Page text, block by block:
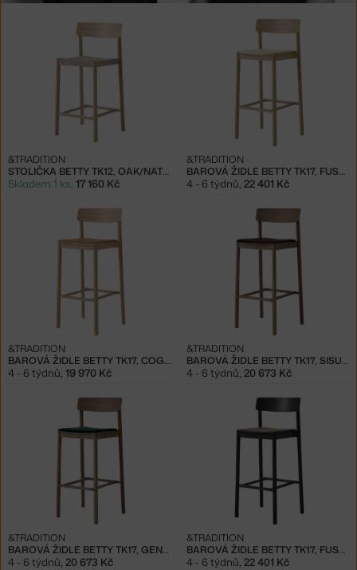
STOLIČKA BETTY TK12, OAK/NATURAL
&TRADITION
Skladem 1 ks, 17 160 Kč
BAROVÁ ŽIDLE BETTY TK17, FUSE 421
&TRADITION
4 - 6 týdnů, 22 401 Kč
BAROVÁ ŽIDLE BETTY TK17, COGNAC LEATHER
&TRADITION
4 - 6 týdnů, 19 970 Kč
BAROVÁ ŽIDLE BETTY TK17, SISU 785
&TRADITION
4 - 6 týdnů, 20 673 Kč
BAROVÁ ŽIDLE BETTY TK17, GENTLE 973
&TRADITION
4 - 6 týdnů 20 673 Kč
BAROVÁ ŽIDLE BETTY TK17, FUSE 351
&TRADITION
4 - 6 týdnů 22 401 Kč